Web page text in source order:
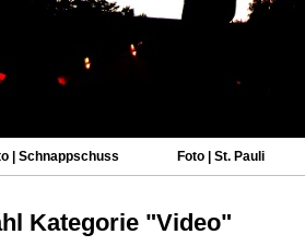
| Schnappschuss Foto | St. Pauli
Kategorie "Video"